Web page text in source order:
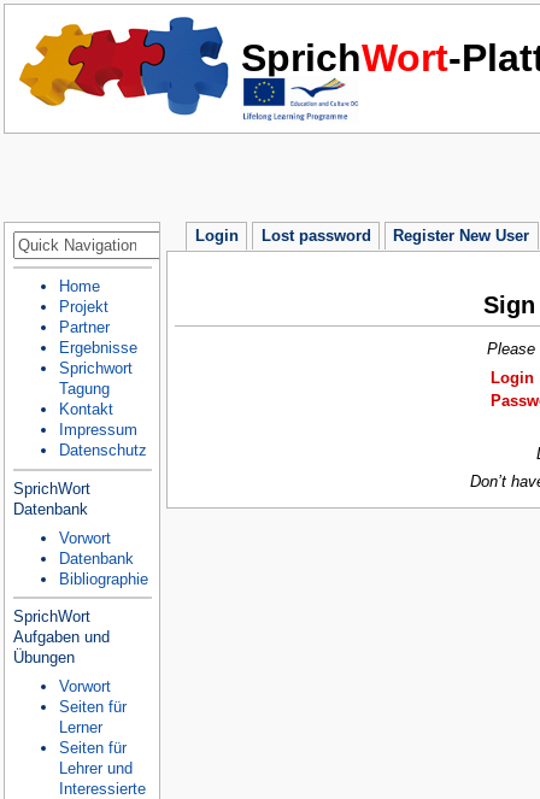
SprichWort-
Login Lost password Register New User
Please
Login
Don’t
Home
Projekt
Partner
Ergebnisse
Sprichwort
Tagung
Kontakt
Impressum
Datenschutz
SprichWort
Datenbank
Vorwort
Datenbank
Bibliographie
SprichWort
Aufgaben und
Übungen
Vorwort
Seiten für
Lerner
Seiten für
Lehrer und
Interessierte